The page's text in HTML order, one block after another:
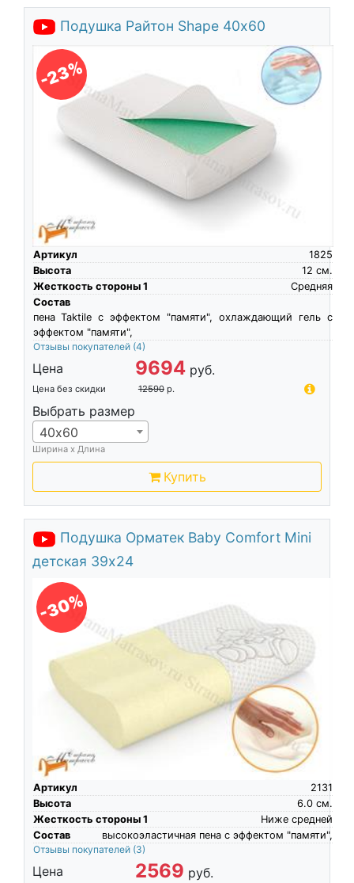
Подушка Райтон Shape 40х60
-23%
Артикул
1825
Высота
см.
12
Жесткость стороны 1
Средняя
Состав
пена Taktile c эффектом "памяти", охлаждающий гель с
эффектом "памяти",
Отзывы покупателей (4)
Цена 9694 руб.
Цена без скидки 12590 р.
Выбрать размер
40х60
Ширина х Длина
Купить
Подушка Орматек Baby Comfort Mini
детская 39x24
-30%
Артикул
2131
Высота
см.
6.0
Жесткость стороны 1
Ниже средней
Состав
высокоэластичная пена c эффектом "памяти",
Отзывы покупателей (3)
Цена 2569 руб.